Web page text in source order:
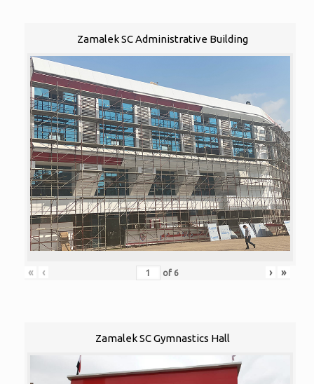
Zamalek SC Administrative Building
« ‹ of 6 › »
Zamalek SC Gymnastics Hall